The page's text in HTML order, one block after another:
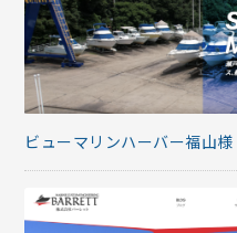
ビューマリンハーバー福山様